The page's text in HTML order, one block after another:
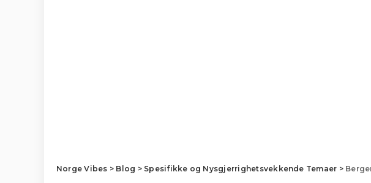
Norge Vibes > Blog > Spesifikke og Nysgjerrighetsvekkende Temaer >